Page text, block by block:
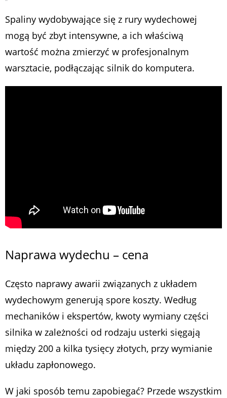
Spaliny wydobywające się z rury wydechowej
mogą być zbyt intensywne, a ich właściwą
wartość można zmierzyć w profesjonalnym
warsztacie, podłączając silnik do komputera.
Naprawa wydechu – cena
Często naprawy awarii związanych z układem
wydechowym generują spore koszty. Według
mechaników i ekspertów, kwoty wymiany części
silnika w zależności od rodzaju usterki sięgają
między 200 a kilka tysięcy złotych, przy wymianie
układu zapłonowego.
W jaki sposób temu zapobiegać? Przede wszystkim